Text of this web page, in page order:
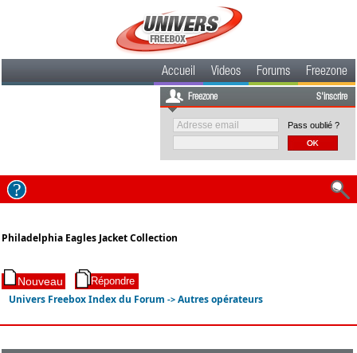
Accueil Videos Forums Freezone
Freezone S'inscrire
Pass oublié ?
Philadelphia Eagles Jacket Collection
Univers Freebox Index du Forum ->Autres opérateurs